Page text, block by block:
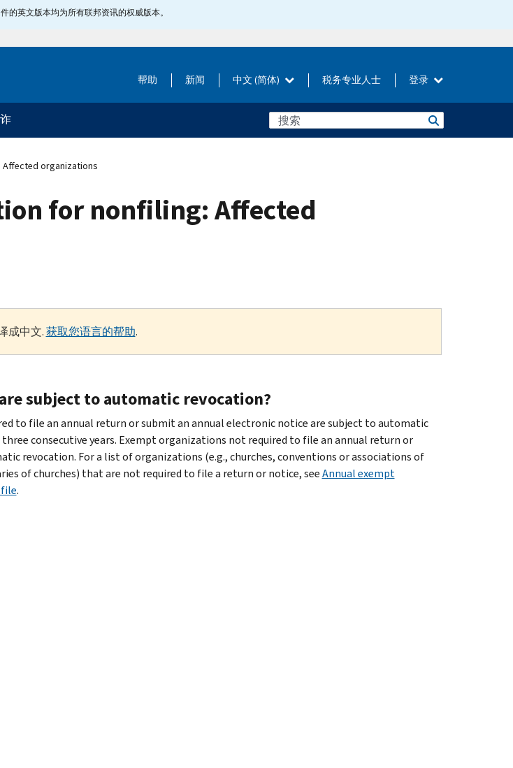
的英文版本均为所有联邦资讯的权威版本。
帮助 新闻 中文 (简体) 税务专业人士 登录
organizations
for nonfiling: Affected
成中文.获取您语言的帮助.
subject to automatic revocation?
to file an annual return or submit an annual electronic notice are subject to automatic
consecutive years. Exempt organizations not required to file an annual return or
revocation. For a list of organizations (e.g., churches, conventions or associations of
of churches) that are not required to file a return or notice, seeAnnual exempt
.